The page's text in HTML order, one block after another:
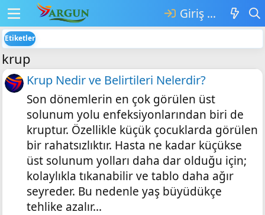
Giriş yap
Etiketler
krup
Krup Nedir ve Belirtileri Nelerdir?
Son dönemlerin en çok görülen üst
solunum yolu enfeksiyonlarından biri de
kruptur. Özellikle küçük çocuklarda görülen
bir rahatsızlıktır. Hasta ne kadar küçükse
üst solunum yolları daha dar olduğu için;
kolaylıkla tıkanabilir ve tablo daha ağır
seyreder. Bu nedenle yaş büyüdükçe
tehlike azalır...